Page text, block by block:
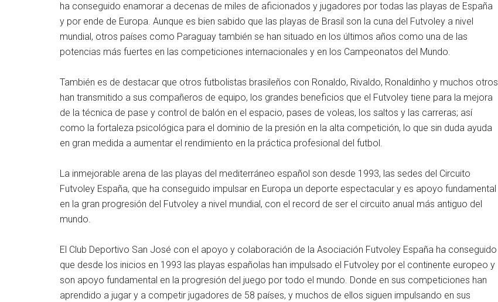
ha conseguido enamorar a decenas de miles de aficionados y jugadores por todas las playas de España
y por ende de Europa. Aunque es bien sabido que las playas de Brasil son la cuna del Futvoley a nivel
mundial, otros países como Paraguay también se han situado en los últimos años como una de las
potencias más fuertes en las competiciones internacionales y en los Campeonatos del Mundo.
También es de destacar que otros futbolistas brasileños con Ronaldo, Rivaldo, Ronaldinho y muchos otros
han transmitido a sus compañeros de equipo, los grandes beneficios que el Futvoley tiene para la mejora
de la técnica de pase y control de balón en el espacio, pases de voleas, los saltos y las carreras; así
como la fortaleza psicológica para el dominio de la presión en la alta competición, lo que sin duda ayuda
en gran medida a aumentar el rendimiento en la práctica profesional del futbol.
La inmejorable arena de las playas del mediterráneo español son desde 1993, las sedes del Circuito
Futvoley España, que ha conseguido impulsar en Europa un deporte espectacular y es apoyo fundamental
en la gran progresión del Futvoley a nivel mundial, con el record de ser el circuito anual más antiguo del
mundo.
El Club Deportivo San José con el apoyo y colaboración de la Asociación Futvoley España ha conseguido
que desde los inicios en 1993 las playas españolas han impulsado el Futvoley por el continente europeo y
son apoyo fundamental en la progresión del juego por todo el mundo. Donde en sus competiciones han
aprendido a jugar y a competir jugadores de 58 países, y muchos de ellos siguen impulsando en sus